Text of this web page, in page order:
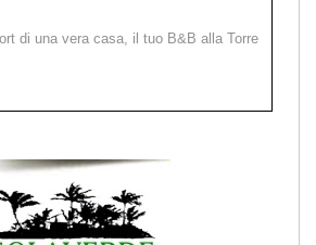
di una vera casa, il tuo B&B alla Torre